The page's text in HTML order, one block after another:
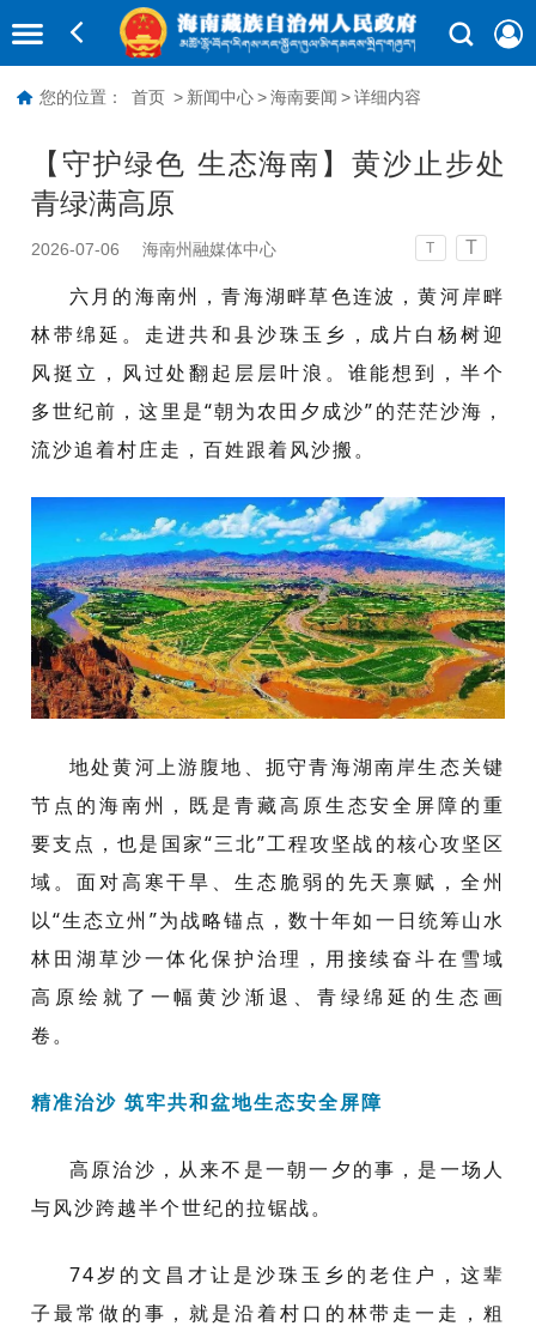
您的位置： 首页 > 新闻中心 > 海南要闻 > 详细内容
【守护绿色 生态海南】黄沙止步处
青绿满高原
2026-07-06 海南州融媒体中心 T T
六月的海南州，青海湖畔草色连波，黄河岸畔
林带绵延。走进共和县沙珠玉乡，成片白杨树迎
风挺立，风过处翻起层层叶浪。谁能想到，半个
多世纪前，这里是“朝为农田夕成沙”的茫茫沙海，
流沙追着村庄走，百姓跟着风沙搬。
地处黄河上游腹地、扼守青海湖南岸生态关键
节点的海南州，既是青藏高原生态安全屏障的重
要支点，也是国家“三北”工程攻坚战的核心攻坚区
域。面对高寒干旱、生态脆弱的先天禀赋，全州
以“生态立州”为战略锚点，数十年如一日统筹山水
林田湖草沙一体化保护治理，用接续奋斗在雪域
高原绘就了一幅黄沙渐退、青绿绵延的生态画
卷。
精准治沙 筑牢共和盆地生态安全屏障
高原治沙，从来不是一朝一夕的事，是一场人
与风沙跨越半个世纪的拉锯战。
74岁的文昌才让是沙珠玉乡的老住户，这辈
子最常做的事，就是沿着村口的林带走一走，粗